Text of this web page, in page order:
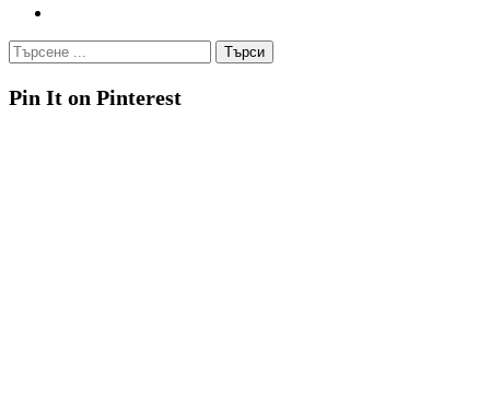
Pin It on Pinterest